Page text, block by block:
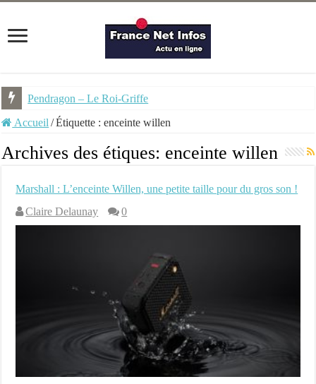
Pendragon – Le Roi-Griffe
Accueil /Étiquette :enceinte willen
Archives des étiques: enceinte willen
Marshall : L’enceinte Willen, une petite taille pour du gros son !
Claire Delaunay
0